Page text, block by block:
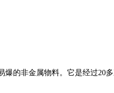
的非金属物料。它是经过20